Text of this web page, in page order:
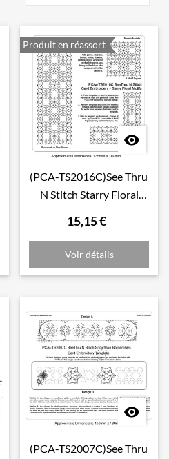
Produit en réassort

(PCA-TS2016C)See Thru
N Stitch Starry Floral
15,15 €
Voir détails

(PCA-TS2007C)See Thru